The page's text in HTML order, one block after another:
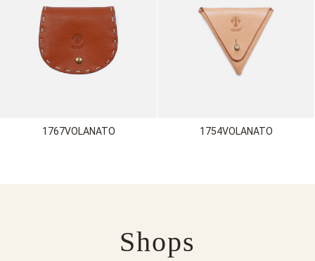
1767VOLANATO 1754VOLANATO
Shops